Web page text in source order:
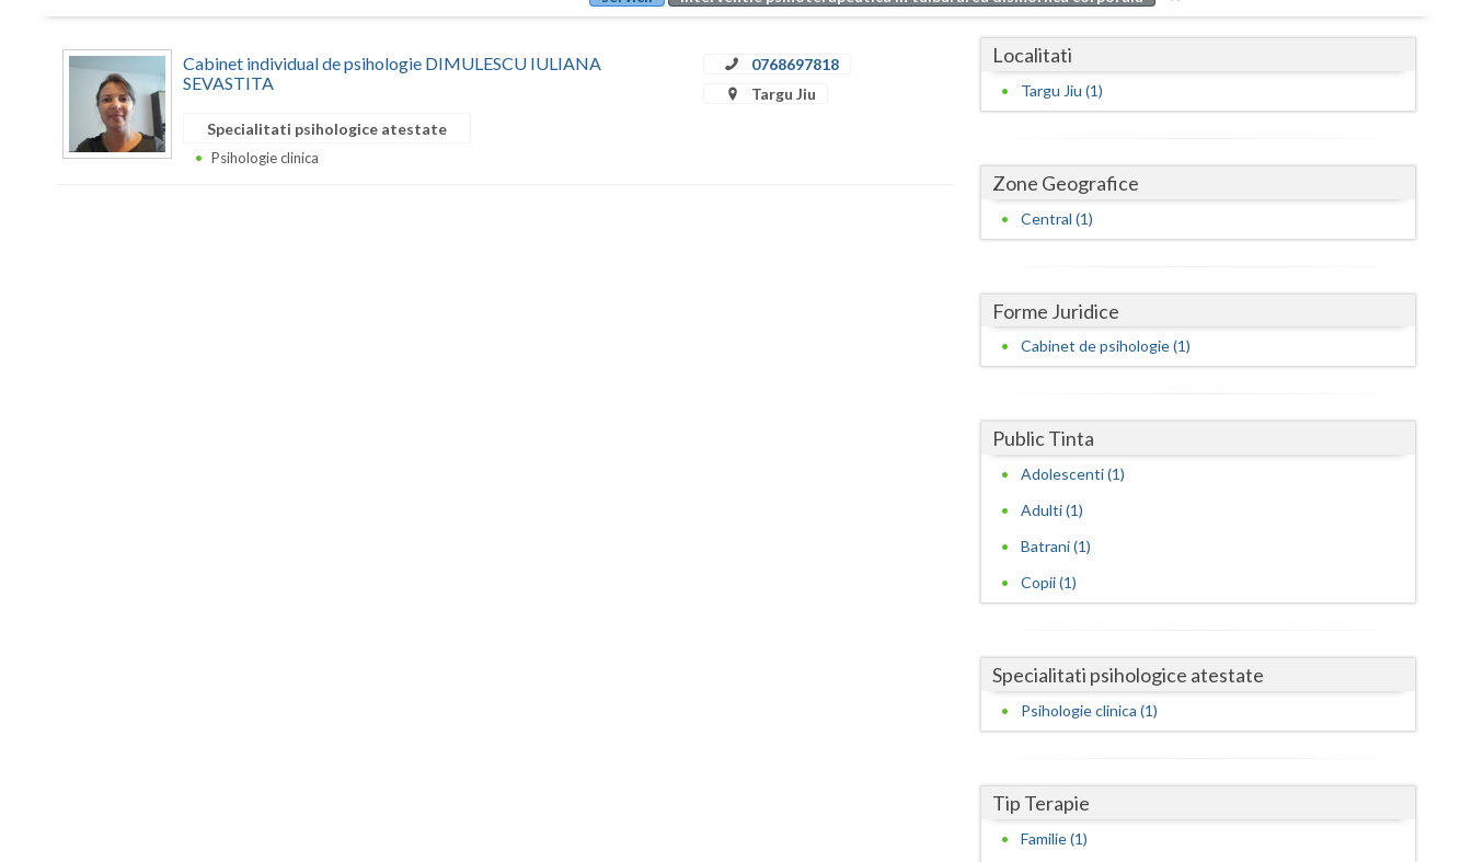
Buzau
Galati
Ilfov
Maramures
Cabinet individual de psihologie DIMULESCU IULIANA
SEVASTITA
0768697818
Targu Jiu
Specialitati psihologice atestate
Psihologie clinica
Localitati
Targu Jiu (1)
Zone Geografice
Central (1)
Forme Juridice
Cabinet de psihologie (1)
Public Tinta
Adolescenti (1)
Adulti (1)
Batrani (1)
Copii (1)
Specialitati psihologice atestate
Psihologie clinica (1)
Tip Terapie
Familie (1)